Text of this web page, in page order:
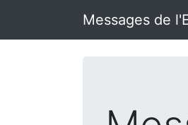
Messages de